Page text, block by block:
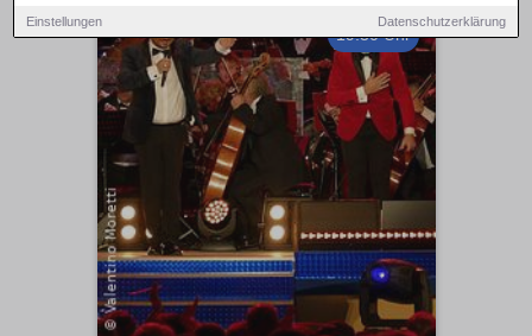
Einstellungen Datenschutzerklärung
19:30 Uhr